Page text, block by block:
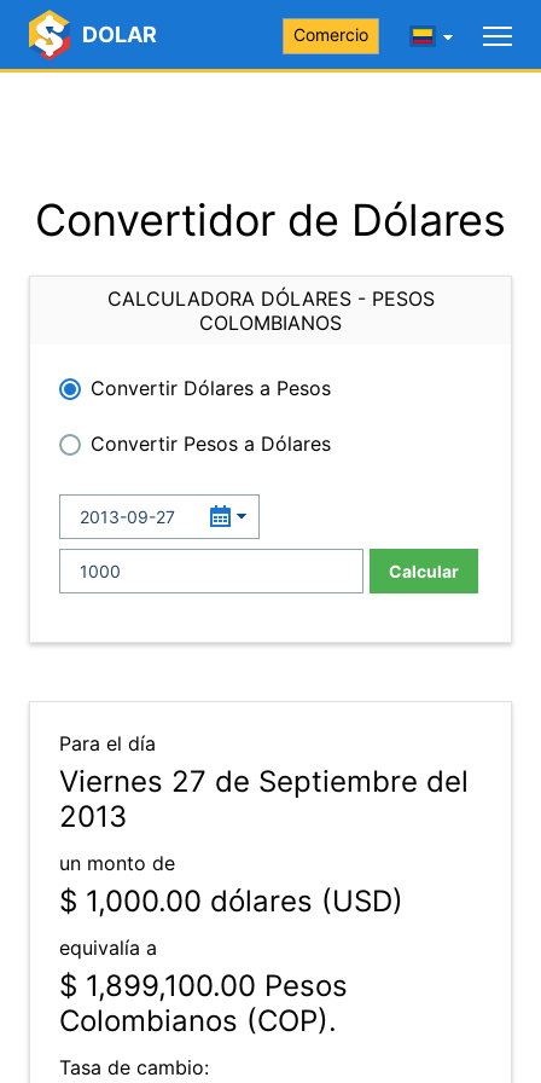
DOLAR Comercio
Convertidor de Dólares
CALCULADORA DÓLARES - PESOS
COLOMBIANOS
Convertir Dólares a Pesos
Convertir Pesos a Dólares
Calcular
Para el día
Viernes 27 de Septiembre del
2013
un monto de
$ 1,000.00 dólares (USD)
equivalía a
$ 1,899,100.00 Pesos
Colombianos (COP).
Tasa de cambio: